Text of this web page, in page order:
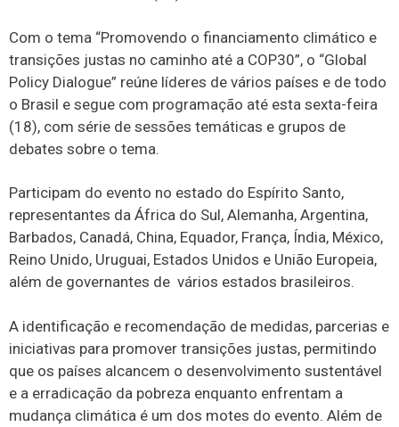
Com o tema “Promovendo o financiamento climático e
transições justas no caminho até a COP30”, o “Global
Policy Dialogue” reúne líderes de vários países e de todo
o Brasil e segue com programação até esta sexta-feira
(18), com série de sessões temáticas e grupos de
debates sobre o tema.
Participam do evento no estado do Espírito Santo,
representantes da África do Sul, Alemanha, Argentina,
Barbados, Canadá, China, Equador, França, Índia, México,
Reino Unido, Uruguai, Estados Unidos e União Europeia,
além de governantes de vários estados brasileiros.
A identificação e recomendação de medidas, parcerias e
iniciativas para promover transições justas, permitindo
que os países alcancem o desenvolvimento sustentável
e a erradicação da pobreza enquanto enfrentam a
mudança climática é um dos motes do evento. Além de